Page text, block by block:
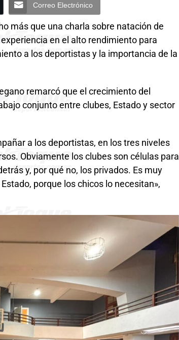
Correo Electrónico
más que una charla sobre natación de
en el alto rendimiento para
a los deportistas y la importancia de la
remarcó que el crecimiento del
conjunto entre clubes, Estado y sector
a los deportistas, en los tres niveles
Obviamente los clubes son células para
y, por qué no, los privados. Es muy
porque los chicos lo necesitan»,